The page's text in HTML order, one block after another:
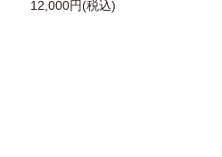
12,000円(税込)